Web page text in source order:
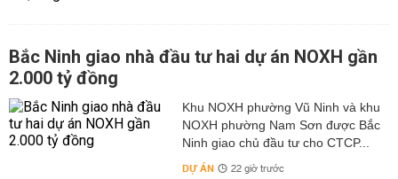
Bắc Ninh giao nhà đầu tư hai dự án NOXH gần
2.000 tỷ đồng
Khu NOXH phường Vũ Ninh và khu
NOXH phường Nam Sơn được Bắc
Ninh giao chủ đầu tư cho CTCP...
DỰ ÁN 22 giờ trước